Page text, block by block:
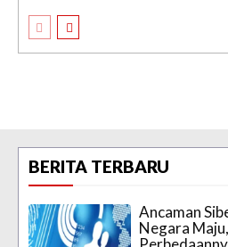
BERITA TERBARU
Ancaman
Negara